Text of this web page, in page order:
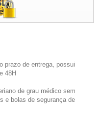
prazo de entrega, possui
48H
de grau médico sem
e bolas de segurança de